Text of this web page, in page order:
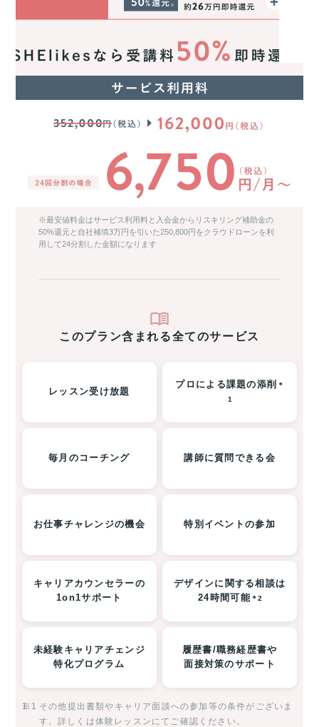
※最安値料金はサービス利用料と入会金からリスキリング補助金の
50%還元と自社補填3万円を引いた250,800円をクラウドローンを利
用して24分割した金額になります
このプラン含まれる全てのサービス
レッスン受け放題
プロによる課題の添削 ＊
1
毎月のコーチング 講師に質問できる会
お仕事チャレンジの機会 特別イベントの参加
キャリアカウンセラーの
1on1サポート
デザインに関する相談は
24時間可能＊2
未経験キャリアチェンジ
特化プログラム
履歴書/職務経歴書や
面接対策のサポート
※1 その他提出書類やキャリア面談への参加等の条件がございま
す。詳しくは体験レッスンにてご確認ください。